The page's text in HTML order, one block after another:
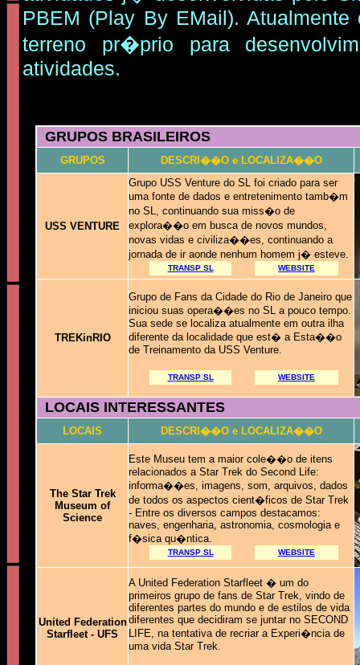
PBEM (Play By EMail). Atualmente
terreno pr�prio para
atividades.
GRUPOS BRASILEIROS
GRUPOS DESCRI��O e LOCALIZA��O
USS VENTURE
Grupo USS Venture do SL foi criado para ser
uma fonte de dados e entretenimento tamb�m
no SL, continuando sua miss�o de
explora��o em busca de novos mundos,
novas vidas e civiliza��es, continuando a
jornada de ir aonde nenhum homem j� esteve.
TRANSP SL WEBSITE
TREKinRIO
Grupo de Fans da Cidade do Rio de Janeiro que
iniciou suas opera��es no SL a pouco tempo.
Sua sede se localiza atualmente em outra ilha
diferente da localidade que est� a Esta��o
de Treinamento da USS Venture.
TRANSP SL WEBSITE
LOCAIS INTERESSANTES
LOCAIS DESCRI��O e LOCALIZA��O
The Star Trek
Museum of
Science
Este Museu tem a maior cole��o de itens
relacionados a Star Trek do Second Life:
informa��es, imagens, som, arquivos, dados
de todos os aspectos cient�ficos de Star Trek
- Entre os diversos campos destacamos:
naves, engenharia, astronomia, cosmologia e
f�sica qu�ntica.
TRANSP SL WEBSITE
United Federation
Starfleet - UFS
A United Federation Starfleet � um do
primeiros grupo de fans de Star Trek, vindo de
diferentes partes do mundo e de estilos de vida
diferentes que decidiram se juntar no SECOND
LIFE, na tentativa de recriar a Experi�ncia de
uma vida Star Trek.